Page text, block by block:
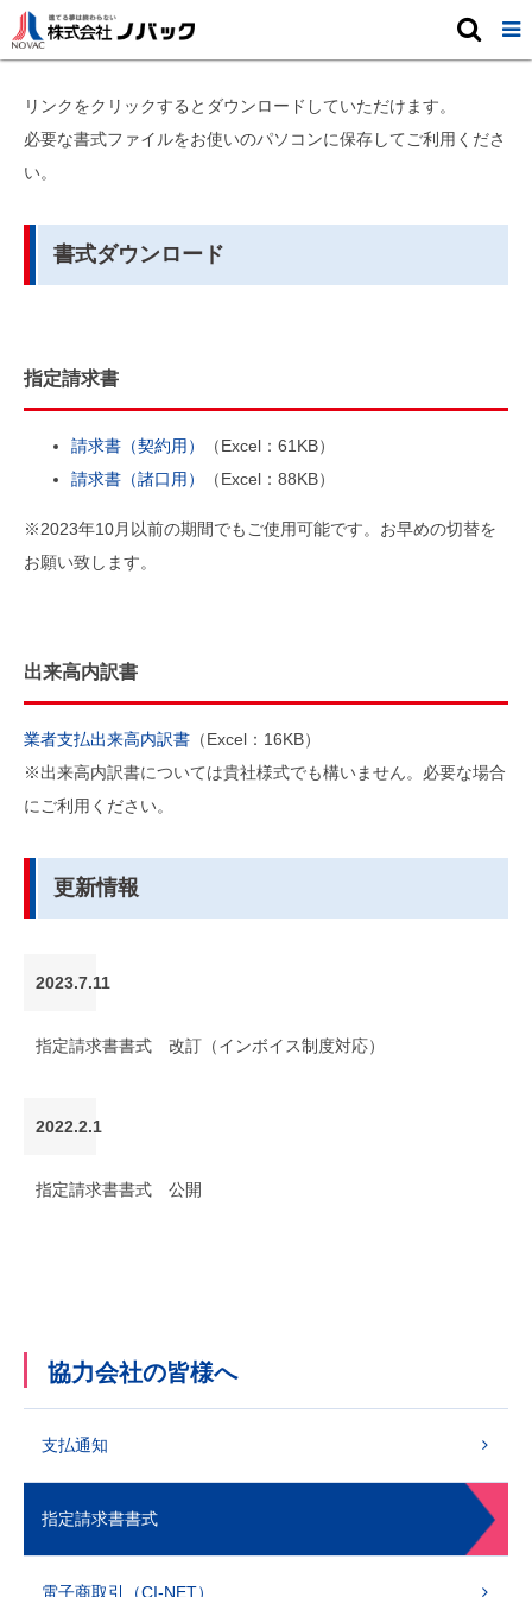

指定請求書書式
リンクをクリックするとダウンロードしていただけます。
必要な書式ファイルをお使いのパソコンに保存してご利用くださ
い。
書式ダウンロード
指定請求書
請求書（契約用）
（Excel：61KB）
請求書（諸口用）
（Excel：88KB）
※2023年10月以前の期間でもご使用可能です。お早めの切替を
お願い致します。
出来高内訳書
業者支払出来高内訳書 （Excel：16KB）
※出来高内訳書については貴社様式でも構いません。必要な場合
にご利用ください。
更新情報
2023.7.11
指定請求書書式 改訂（インボイス制度対応）
2022.2.1
指定請求書書式 公開
協力会社の皆様へ
支払通知
指定請求書書式
電子商取引（CI-NET）